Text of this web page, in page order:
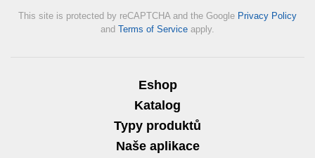
This site is protected by reCAPTCHA and the Google Privacy Policy
and Terms of Service apply.
Eshop
Katalog
Typy produktů
Naše aplikace